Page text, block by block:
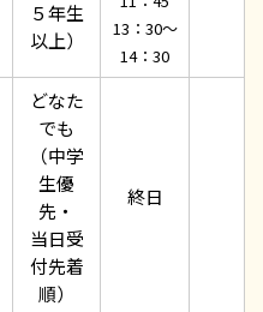
５年生
以上）
13：30～
14：30
どなた
でも
（中学
生優
先・
当日受
付先着
順）
終日